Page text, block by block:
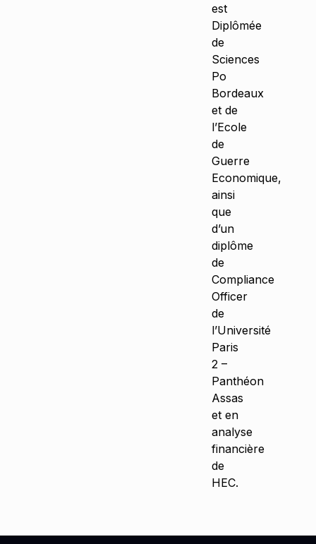
est
Diplômée
de
Sciences
Po
Bordeaux
et de
l’Ecole
de
Guerre
Economique,
ainsi
que
d’un
diplôme
de
Compliance
Officer
de
l’Université
Paris
2 –
Panthéon
Assas
et en
analyse
financière
de
HEC.